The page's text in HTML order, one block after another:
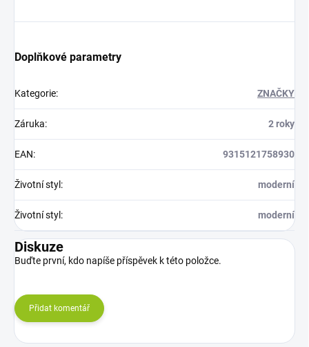
Doplňkové parametry
Kategorie: ZNAČKY
Záruka: 2 roky
EAN: 9315121758930
Životní styl : moderní
Životní styl : moderní
Diskuze
Buďte první, kdo napíše příspěvek k této položce.
Přidat komentář